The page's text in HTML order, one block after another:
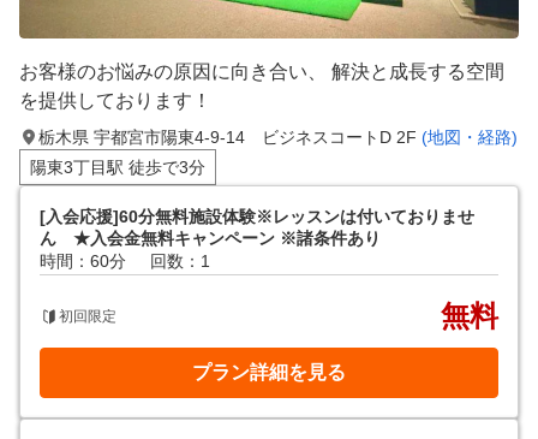
お客様のお悩みの原因に向き合い、 解決と成長する空間
を提供しております！
栃木県 宇都宮市陽東4-9-14 ビジネスコートD 2F (地図・経路)
陽東3丁目駅 徒歩で3分
[入会応援]60分無料施設体験※レッスンは付いておりませ
ん ★入会金無料キャンペーン ※諸条件あり
時間：60分
回数：1
初回限定 無料
プラン詳細を見る